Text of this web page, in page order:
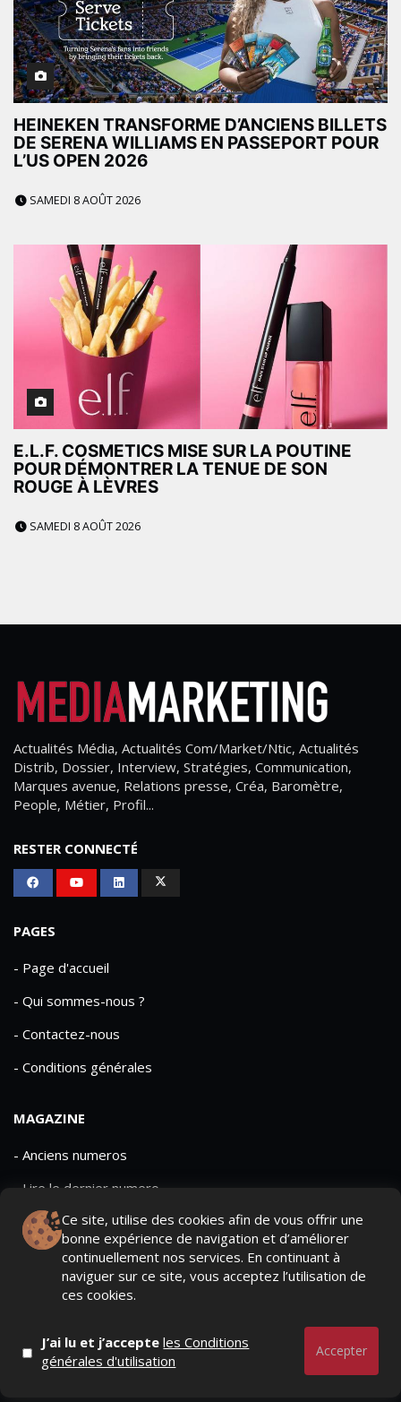
HEINEKEN TRANSFORME D’ANCIENS BILLETS
DE SERENA WILLIAMS EN PASSEPORT POUR
L’US OPEN 2026
SAMEDI 8 AOÛT 2026
E.L.F. COSMETICS MISE SUR LA POUTINE
POUR DÉMONTRER LA TENUE DE SON
ROUGE À LÈVRES
SAMEDI 8 AOÛT 2026
Ce site, utilise des cookies afin de vous offrir une
bonne expérience de navigation et d’améliorer
continuellement nos services. En continuant à
naviguer sur ce site, vous acceptez l’utilisation de
ces cookies.
J’ai lu et j’accepteles Conditions
générales d'utilisation
Accepter
Actualités Média, Actualités Com/Market/Ntic, Actualités
Distrib, Dossier, Interview, Stratégies, Communication,
Marques avenue, Relations presse, Créa, Baromètre,
People, Métier, Profil...
RESTER CONNECTÉ
PAGES
- Page d'accueil
- Qui sommes-nous ?
- Contactez-nous
- Conditions générales
MAGAZINE
- Anciens numeros
- Lire le dernier numero
- Publicite
CONTACTEZ-NOUS
MENTIONS LÉGALES
© Copyright 2026, All Rights Reserved